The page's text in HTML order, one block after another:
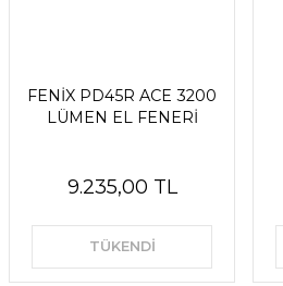
FENİX PD45R ACE 3200
LÜMEN EL FENERİ
9.235,00 TL
TÜKENDİ